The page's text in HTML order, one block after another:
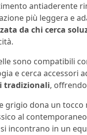
antiaderente
più leggera e
da chi cerca
sono compatibili
e cerca accessori
tradizionali,
grigio dona un tocco
al
incontrano in un